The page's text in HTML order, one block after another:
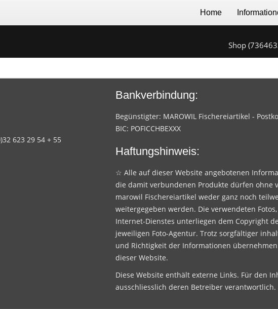
Home
Shop
623 29 54 + 55
Bankverbindung:
Begünstigter: MAROWIL Fischereiartikel -
BIC: POFICCHBEXXX
Haftungshinweis:
☆ Alle auf dieser Website angebotenen
die damit verbundenen Produkte dürfen ohne
marowil Fischereiartikel weder ganz noch
weitergegeben werden. Die verwendeten
Internet-Dienstes unterliegen dem Copyright
jeweiligen Foto-Agentur. Trotz sorgfältiger
und Richtigkeit der Informationen
dieser Website.
Diese Website enthält externe Links. Für den
ausschliesslich deren Betreiber verantwortlich.